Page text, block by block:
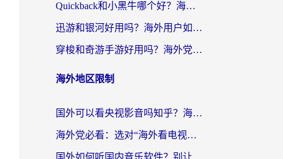
Quickback和小黑牛哪个好？海外党亲测指南，选对回国加速器秒回国内
迅游和银河好用吗？海外用户如何选择回国加速器实现无缝访问国内资源
穿梭和奇游手游好用吗？海外党亲测3款回国加速器，附蜜蜂加速器七天试用攻略
海外地区限制
国外可以看央视影音吗知乎？海外党亲测有效的回国加速方案
海外党必看：选对“海外看电视剧软件”，再也不用愁国内剧刷不了
国外如何听国内音乐软件？别让地域限制，断了你的中文歌单